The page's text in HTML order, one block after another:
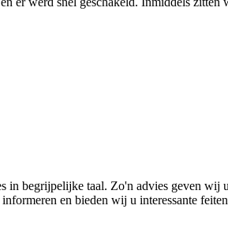
begrijpelijke taal. Zo'n advies geven wij
en bieden wij u interessante